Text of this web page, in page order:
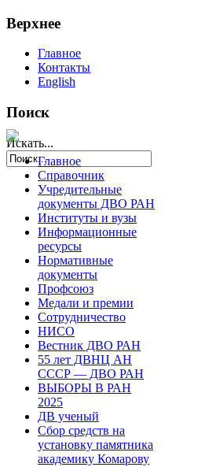
Верхнее
Главное
Контакты
English
Поиск
Искать...
Главное
Справочник
Учредительные
документы ДВО РАН
Институты и вузы
Информационные
ресурсы
Нормативные
документы
Профсоюз
Медали и премии
Сотрудничество
НИСО
Вестник ДВО РАН
55 лет ДВНЦ АН
СССР — ДВО РАН
ВЫБОРЫ В РАН
2025
ДВ ученый
Сбор средств на
установку памятника
академику Комарову